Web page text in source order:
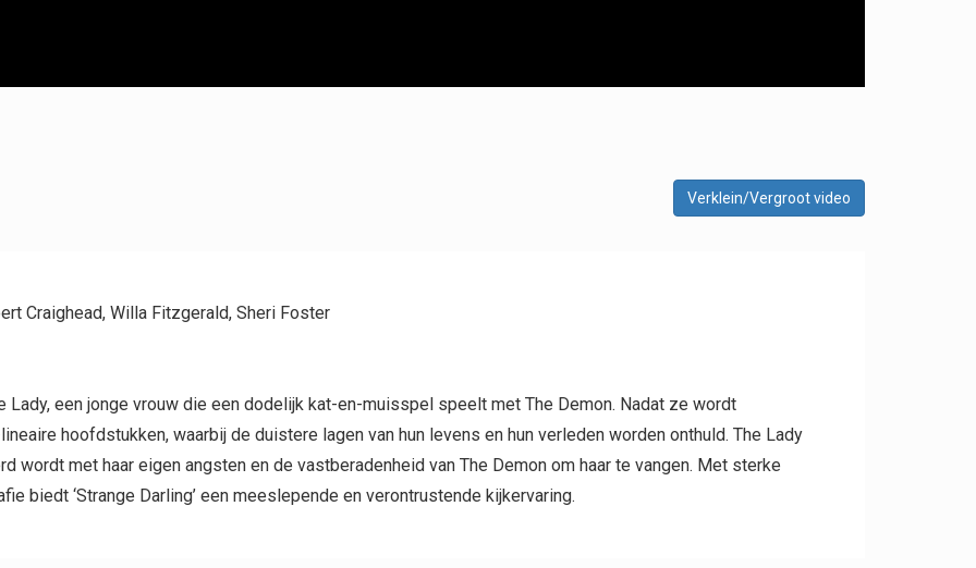
Verklein/Vergroot video
Craighead, Willa Fitzgerald, Sheri Foster
een jonge vrouw die een dodelijk kat-en-muisspel speelt met The Demon. Nadat ze wordt
hoofdstukken, waarbij de duistere lagen van hun levens en hun verleden worden onthuld. The Lady
wordt met haar eigen angsten en de vastberadenheid van The Demon om haar te vangen. Met sterke
biedt ‘Strange Darling’ een meeslepende en verontrustende kijkervaring.